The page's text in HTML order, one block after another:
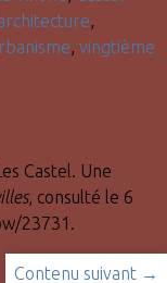
,
, vingtième
Castel. Une
, consulté le 6
23731 .
Contenu suivant →